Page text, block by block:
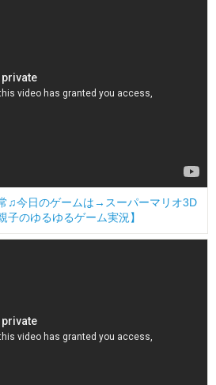
♫今日のゲームは→スーパーマリオ3D
のゆるゆるゲーム実況】